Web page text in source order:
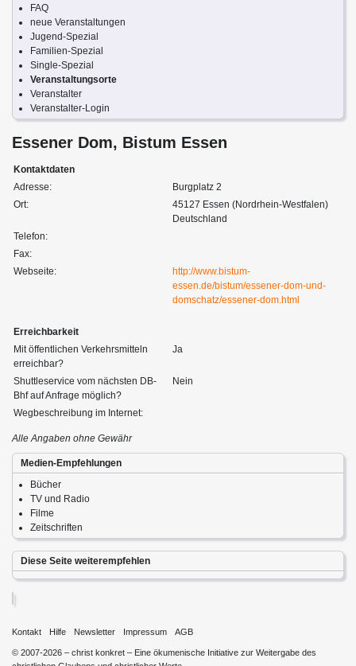
FAQ
neue Veranstaltungen
Jugend-Spezial
Familien-Spezial
Single-Spezial
Veranstaltungsorte
Veranstalter
Veranstalter-Login
Essener Dom, Bistum Essen
Kontaktdaten
Adresse:
Burgplatz 2
Ort:
45127 Essen (Nordrhein-Westfalen)
Deutschland
Telefon:
Fax:
Webseite:
http://www.bistum-
essen.de/bistum/essener-dom-und-
domschatz/essener-dom.html
Erreichbarkeit
Mit öffentlichen Verkehrsmitteln
erreichbar?
Ja
Shuttleservice vom nächsten DB-
Bhf auf Anfrage möglich?
Nein
Wegbeschreibung im Internet:
Alle Angaben ohne Gewähr
Medien-Empfehlungen
Bücher
TV und Radio
Filme
Zeitschriften
Diese Seite weiterempfehlen
Kontakt Hilfe Newsletter Impressum AGB
© 2007-2026 – christ konkret – Eine ökumenische Initiative zur Weitergabe des